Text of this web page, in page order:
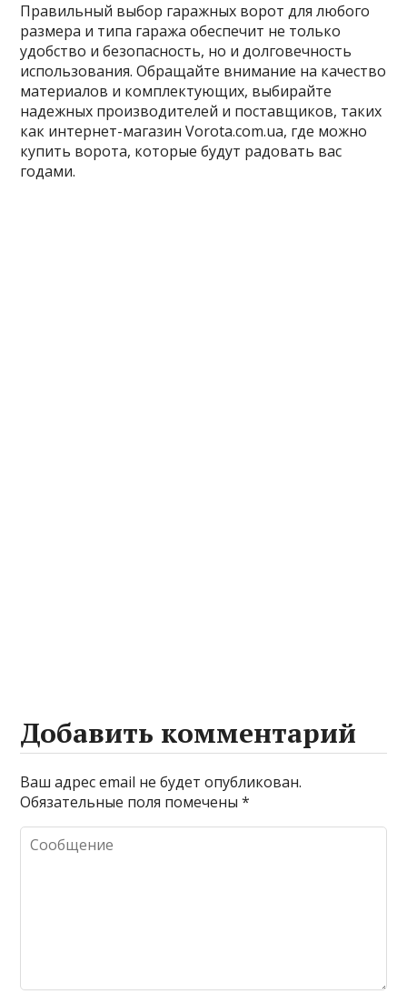
Правильный выбор гаражных ворот для любого
размера и типа гаража обеспечит не только
удобство и безопасность, но и долговечность
использования. Обращайте внимание на качество
материалов и комплектующих, выбирайте
надежных производителей и поставщиков, таких
как интернет-магазин Vorota.com.ua, где можно
купить ворота, которые будут радовать вас
годами.
Добавить комментарий
Ваш адрес email не будет опубликован.
Обязательные поля помечены*